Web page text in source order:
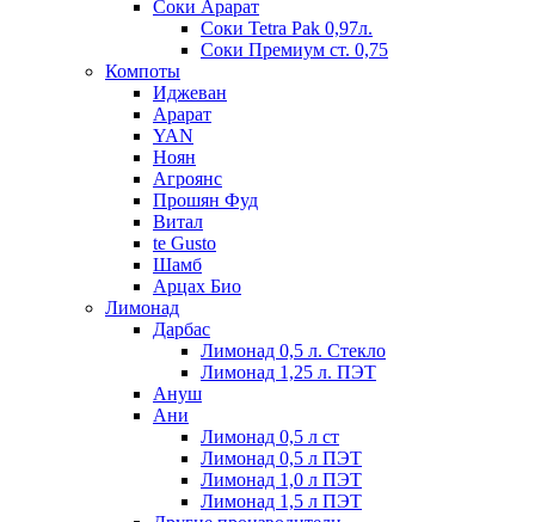
Соки Арарат
Соки Tetra Pak 0,97л.
Соки Премиум ст. 0,75
Компоты
Иджеван
Арарат
YAN
Ноян
Агроянс
Прошян Фуд
Витал
te Gusto
Шамб
Арцах Био
Лимонад
Дарбас
Лимонад 0,5 л. Стекло
Лимонад 1,25 л. ПЭТ
Ануш
Ани
Лимонад 0,5 л ст
Лимонад 0,5 л ПЭТ
Лимонад 1,0 л ПЭТ
Лимонад 1,5 л ПЭТ